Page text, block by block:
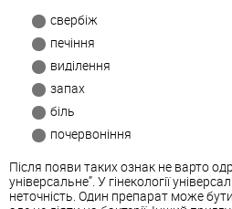
свербіж
печіння
виділення
запах
біль
почервоніння
Після появи таких ознак не варто
універсальне”. У гінекології
неточність. Один препарат може